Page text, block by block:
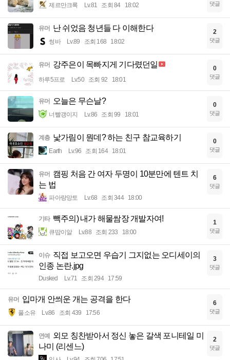
제르만크록 Lv.81 조회 84 18:02 댓글
유머 난 쉬었음 청년들 다 이해한다
썽바 Lv.89 조회 168 18:02
2
댓글
유머 강주은이 목빠지게 기다렸던일
하루5프로 Lv.50 조회 92 18:01
0
댓글
유머 오늘은 무슨날?
너빨갱이지 Lv.86 조회 99 18:01
0
댓글
계층 낯가림이 뭔데? 하는 친구 참교육하기
Earth Lv.96 조회 164 18:01
0
댓글
유머 캠핑 처음 간 여자 두명이 10분만에 텐트 치
는 법
파아랑망토 Lv.68 조회 344 18:00
6
댓글
기타 빽주의) 내가 해물쌈장 개발자여!
큐땁이알 Lv.88 조회 233 18:00
1
댓글
이슈 직접 보고오면 우습기 그지없는 오디세이의
인종 논란.jpg
Dusked Lv.71 조회 294 17:59
3
댓글
유머 입마개 안씌운 개는 공격을 한다
풀소유 Lv.86 조회 439 17:56
6
댓글
연예
외모 칭찬받아서 정신 놓은 갈색 포니테일 미
나미 (리센느)
2
댓글